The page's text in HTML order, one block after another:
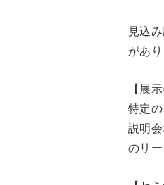
見込
があり
【展示
特定
説明
のリ